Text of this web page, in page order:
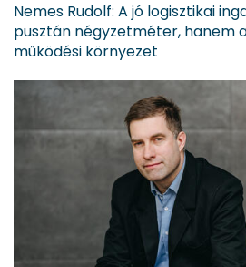
Nemes Rudolf: A jó logisztikai
pusztán négyzetméter, hanem
működési környezet